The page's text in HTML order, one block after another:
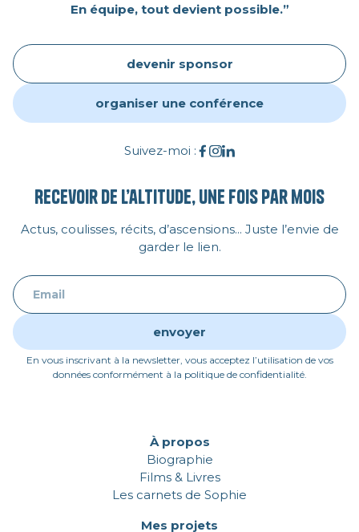
En équipe, tout devient possible.”
devenir sponsor
organiser une conférence
Suivez-moi :
Recevoir de l’altitude, une fois par mois
Actus, coulisses, récits, d’ascensions... Juste l’envie de
garder le lien.
En vous inscrivant à la newsletter, vous acceptez l’utilisation de vos
données conformément à la politique de confidentialité.
À propos
Biographie
Films & Livres
Les carnets de Sophie
Mes projets